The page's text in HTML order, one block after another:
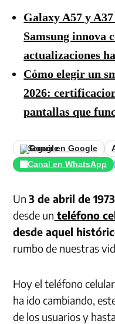
Galaxy A57 y
Samsung innova
actualizaciones
Cómo elegir un
2026:
pantallas que
Seguir en Google
Canal en WhatsApp
Un3 de abril de 1973
desde un teléfono
desde aquel
rumbo de nuestras
Hoy el teléfono
ha ido cambiando,
de los usuarios y